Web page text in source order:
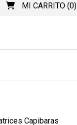
MI CARRITO(0)
Capibaras